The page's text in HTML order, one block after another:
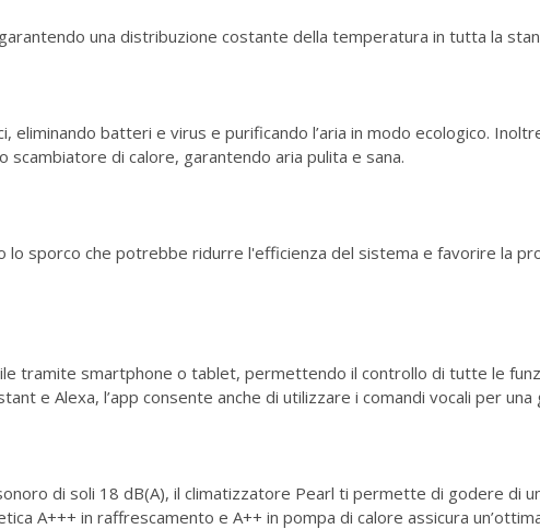
una distribuzione costante della temperatura in tutta la
eliminando batteri e virus e purificando l’aria in modo ecologico.
di calore, garantendo aria pulita e sana.
lo sporco che potrebbe ridurre l'efficienza del sistema e favorire la
tramite smartphone o tablet, permettendo il controllo di tutte le
e Alexa, l’app consente anche di utilizzare i comandi vocali per
di soli 18 dB(A), il climatizzatore Pearl ti permette di godere di
A+++ in raffrescamento e A++ in pompa di calore assicura